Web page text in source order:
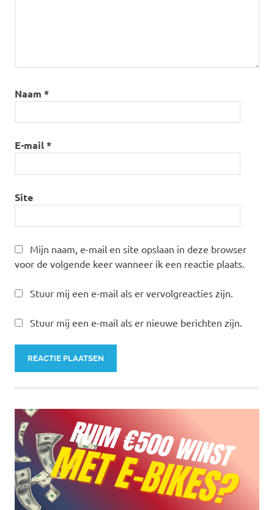
Naam *
E-mail*
Site
Mijn naam, e-mail en site opslaan in deze browser
voor de volgende keer wanneer ik een reactie plaats.
Stuur mij een e-mail als er vervolgreacties zijn.
Stuur mij een e-mail als er nieuwe berichten zijn.